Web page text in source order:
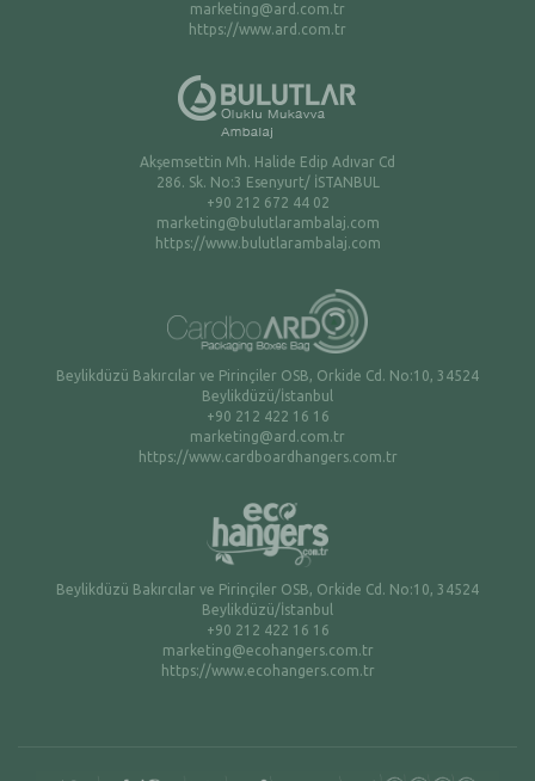
marketing@ard.com.tr
https://www.ard.com.tr
Akşemsettin Mh. Halide Edip Adıvar Cd
286. Sk. No:3 Esenyurt/ İSTANBUL
+90 212 672 44 02
marketing@bulutlarambalaj.com
https://www.bulutlarambalaj.com
Beylikdüzü Bakırcılar ve Pirinçiler OSB, Orkide Cd. No:10, 34524
Beylikdüzü/İstanbul
+90 212 422 16 16
marketing@ard.com.tr
https://www.cardboardhangers.com.tr
Beylikdüzü Bakırcılar ve Pirinçiler OSB, Orkide Cd. No:10, 34524
Beylikdüzü/İstanbul
+90 212 422 16 16
marketing@ecohangers.com.tr
https://www.ecohangers.com.tr